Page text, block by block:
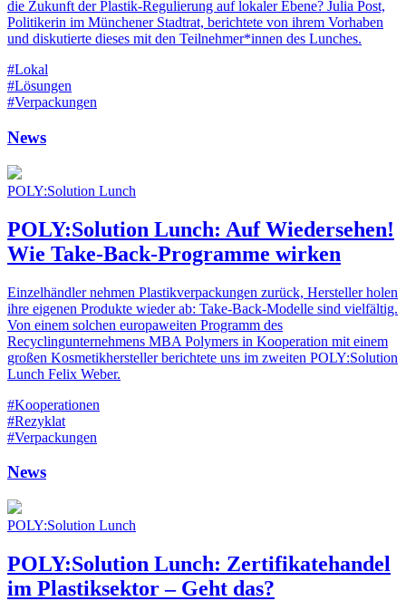
die Zukunft der Plastik-Regulierung auf lokaler Ebene? Julia Post,
Politikerin im Münchener Stadtrat, berichtete von ihrem Vorhaben
und diskutierte dieses mit den Teilnehmer*innen des Lunches.
#Lokal
#Lösungen
#Verpackungen
News
POLY:Solution Lunch
POLY:Solution Lunch: Auf Wiedersehen!
Wie Take-Back-Programme wirken
Einzelhändler nehmen Plastikverpackungen zurück, Hersteller holen
ihre eigenen Produkte wieder ab: Take-Back-Modelle sind vielfältig.
Von einem solchen europaweiten Programm des
Recyclingunternehmens MBA Polymers in Kooperation mit einem
großen Kosmetikhersteller berichtete uns im zweiten POLY:Solution
Lunch Felix Weber.
#Kooperationen
#Rezyklat
#Verpackungen
News
POLY:Solution Lunch
POLY:Solution Lunch: Zertifikatehandel
im Plastiksektor – Geht das?